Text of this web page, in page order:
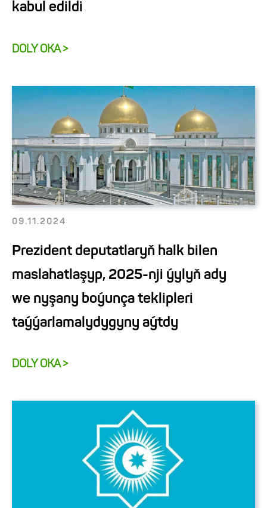
kabul edildi
DOLY OKA >
09.11.2024
Prezident deputatlaryň halk bilen
maslahatlaşyp, 2025-nji ýylyň ady
we nyşany boýunça teklipleri
taýýarlamalydygyny aýtdy
DOLY OKA >